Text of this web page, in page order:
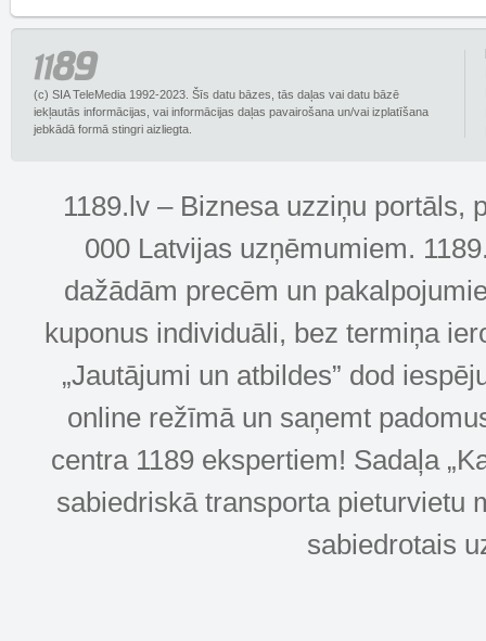
(c) SIA TeleMedia 1992-2023. Šīs datu bāzes, tās daļas vai datu bāzē
iekļautās informācijas, vai informācijas daļas pavairošana un/vai izplatīšana
jebkādā formā stingri aizliegta.
1189.lv – Biznesa uzziņu portāls,
000 Latvijas uzņēmumiem.
dažādām precēm un
kuponus individuāli, bez termiņa
„Jautājumi un atbildes” dod
online režīmā un saņemt
centra 1189 ekspertiem! Sadaļa
sabiedriskā transporta pieturvietu
sabiedrotais